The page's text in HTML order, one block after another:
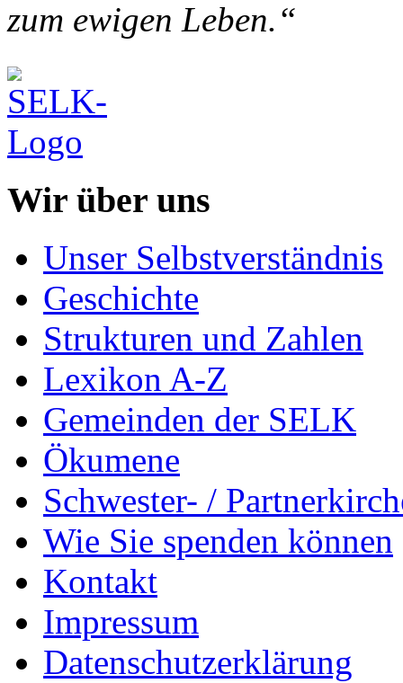
zum ewigen Leben.“
Wir über uns
Unser Selbstverständnis
Geschichte
Strukturen und Zahlen
Lexikon A-Z
Gemeinden der SELK
Ökumene
Schwester- /
Wie Sie spenden können
Kontakt
Impressum
Datenschutzerklärung